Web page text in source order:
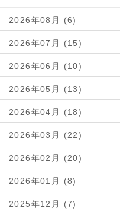
2026年08月 (6)
2026年07月 (15)
2026年06月 (10)
2026年05月 (13)
2026年04月 (18)
2026年03月 (22)
2026年02月 (20)
2026年01月 (8)
2025年12月 (7)